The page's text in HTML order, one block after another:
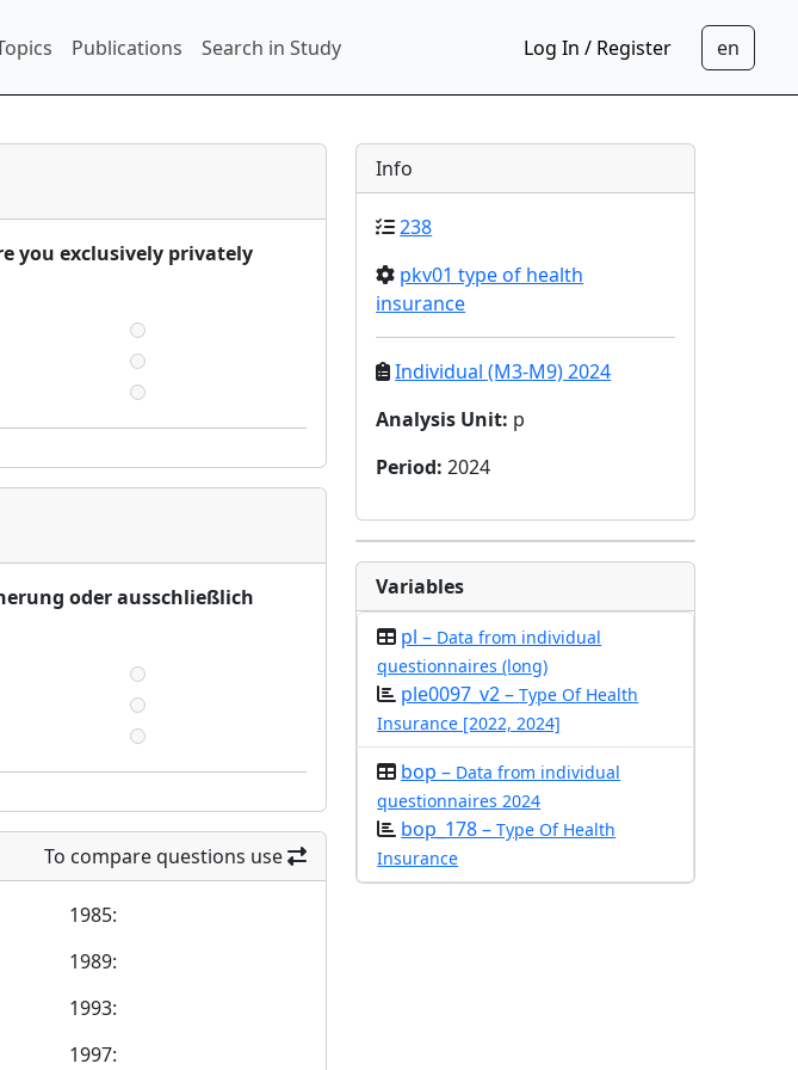
Publications Search in Study Log In / Register
you exclusively privately
oder ausschließlich
To compare questions use
1985:
1989:
1993:
1997:
Info
238
pkv01 type of health
insurance
Individual (M3-M9) 2024
Analysis Unit: p
Period:2024
Variables
pl – Data from individual
questionnaires (long)
ple0097_v2 –Type Of Health
Insurance [2022, 2024]
bop – Data from individual
questionnaires 2024
bop_178 –Type Of Health
Insurance